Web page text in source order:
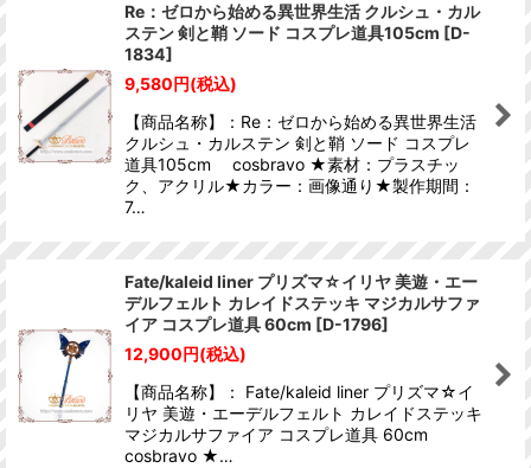
Re：ゼロから始める異世界生活 クルシュ・カル
ステン 剣と鞘 ソード コスプレ道具105cm [D-
1834]
9,580円(税込)
【商品名称】：Re：ゼロから始める異世界生活
クルシュ・カルステン 剣と鞘 ソード コスプレ
道具105cm cosbravo ★素材：プラスチッ
ク、アクリル★カラー：画像通り★製作期間：
7…
Fate/kaleid liner プリズマ☆イリヤ 美遊・エー
デルフェルト カレイドステッキ マジカルサファ
イア コスプレ道具 60cm [D-1796]
12,900円(税込)
【商品名称】： Fate/kaleid liner プリズマ☆イ
リヤ 美遊・エーデルフェルト カレイドステッキ
マジカルサファイア コスプレ道具 60cm
cosbravo ★…